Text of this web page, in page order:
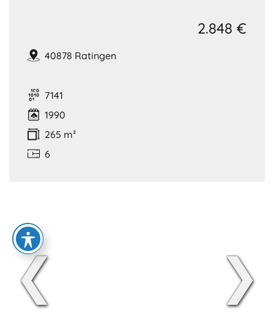
40878 Ratingen
2.848 €
7141
1990
265 m²
6
❮ ❯